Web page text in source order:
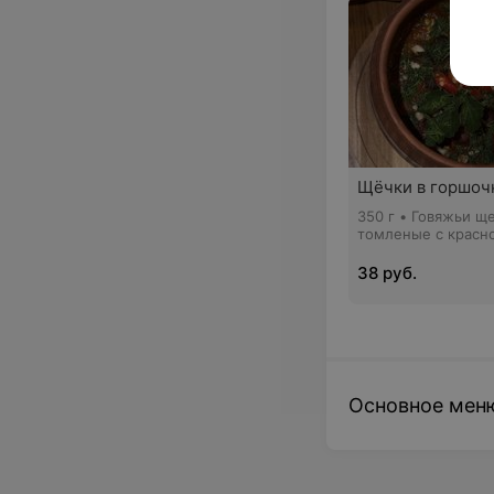
Щёчки в
350 г • Говяжьи
томленые с
острым перцем
38 руб.
Основное